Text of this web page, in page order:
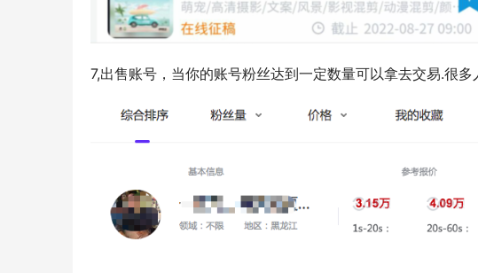
7,出售账号，当你的账号粉丝达到一定数量可以拿去交易.很